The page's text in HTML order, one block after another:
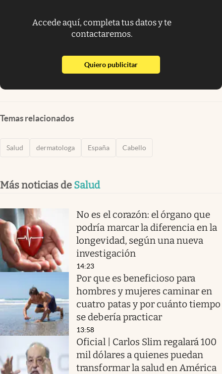
Accede aquí, completa tus datos y te
contactaremos.
Quiero publicitarabre en nueva pestaña
Temas relacionados
Salud dermatologa España Cabello
Más noticias de Salud
No es el corazón: el órgano que
podría marcar la diferencia en la
longevidad, según una nueva
investigación
14:23
Por que es beneficioso para
hombres y mujeres caminar en
cuatro patas y por cuánto tiempo
se debería practicar
13:58
Oficial | Carlos Slim regalará 100
mil dólares a quienes puedan
transformar la salud en América